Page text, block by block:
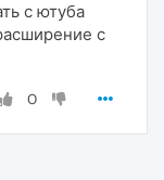
с ютуба
с
0